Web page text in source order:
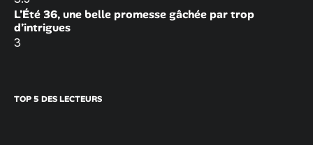
L’Été 36, une belle promesse gâchée par trop
d’intrigues
3
TOP 5 DES LECTEURS